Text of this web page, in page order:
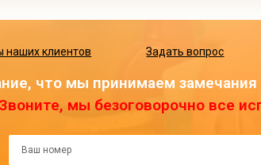
наших клиентов Задать вопрос
что мы принимаем замечания
Звоните, мы безоговорочно все